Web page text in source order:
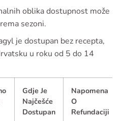
oblika dostupnost može
sezoni.
je dostupan bez recepta,
u roku od 5 do 14
Gdje Je
Najčešće
Dostupan
Napomena
O
Refundaciji